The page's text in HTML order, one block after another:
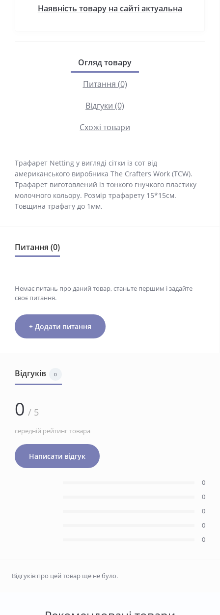
Наявність товару на сайті актуальна
Огляд товару
Питання (0)
Відгуки (0)
Схожі товари
Трафарет Netting у вигляді сітки із сот від
американського виробника The Crafters Work (TCW).
Трафарет виготовлений із тонкого гнучкого пластику
молочного кольору. Розмір трафарету 15*15см.
Товщина трафату до 1мм.
Питання (0)
Немає питань про даний товар, станьте першим і задайте
своє питання.
+ Додати питання
Відгуків 0
0 / 5
середній рейтинг товара
Написати відгук
0
0
0
0
0
Відгуків про цей товар ще не було.